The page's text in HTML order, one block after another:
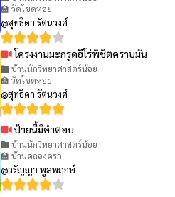
🏫 วัดโขดหอย
@สุทธิดา รัตนวงศ์
โครงงานมะกรูดฮีโร่พิชิตคราบมัน
บ้านนักวิทยาศาสตร์น้อย
🏫 วัดโขดหอย
@สุทธิดา รัตนวงศ์
ป้ายนี้มีคำตอบ
บ้านนักวิทยาศาสตร์น้อย
🏫 บ้านคลองครก
@วรัญญา พูลพฤกษ์